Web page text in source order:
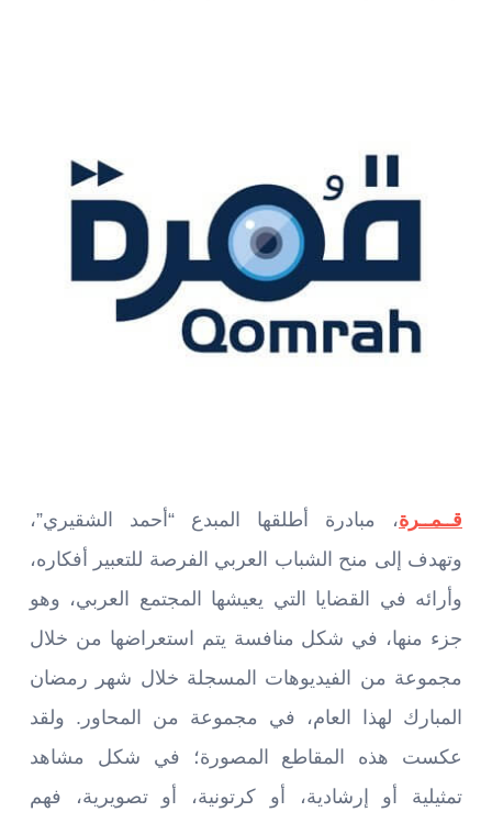
قــمــرة، مبادرة أطلقها المبدع “أحمد الشقيري”،
وتهدف إلى منح الشباب العربي الفرصة للتعبير أفكاره،
وأرائه في القضايا التي يعيشها المجتمع العربي، وهو
جزء منها، في شكل منافسة يتم استعراضها من خلال
مجموعة من الفيديوهات المسجلة خلال شهر رمضان
المبارك لهذا العام، في مجموعة من المحاور. ولقد
عكست هذه المقاطع المصورة؛ في شكل مشاهد
تمثيلية أو إرشادية، أو كرتونية، أو تصويرية، فهم